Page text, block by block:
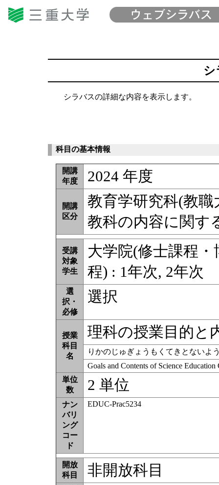
シ
シラバスの詳細な内容を表示します。
科目の基本情報
開講
年度
2024 年度
開講
区分
教育学研究科(教
教科の内容に関す
受講
対象
学生
大学院(修士課程
程) : 1年次, 2年次
選
択・
必修
選択
授業
科目
名
理科の授業目的と
りかのじゅぎょうもくてきとないよ
Goals and Contents of Science Education
単位
数
2 単位
ナン
バリ
ング
コー
ド
EDUC-Prac5234
開放
科目
非開放科目